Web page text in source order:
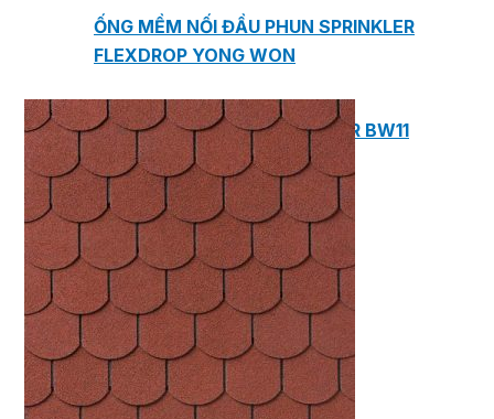
ỐNG MỀM NỐI ĐẦU PHUN SPRINKLER
FLEXDROP YONG WON
SƠN CHỐNG CHÁY FLAMEBAR BW11
RON CHỐNG CHÁY
KEO ACRYLIC SEALANT
Sản phẩm Kiến trúc
NGÓI BITUM PHỦ ĐÁ IKO
MARATHON (VIÊN GẠCH)
ARMOURSHIELD (TỔ ONG)